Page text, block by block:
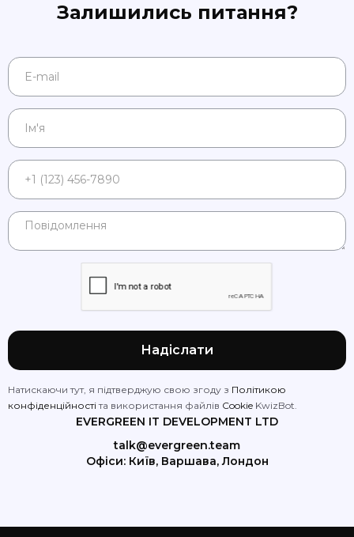
Залишились питання?
Натискаючи тут, я підтверджую свою згоду з Політикою
конфіденційності та використання файлів Cookie KwizBot.
EVERGREEN IT DEVELOPMENT LTD
talk@evergreen.team
Офіси: Київ, Варшава, Лондон